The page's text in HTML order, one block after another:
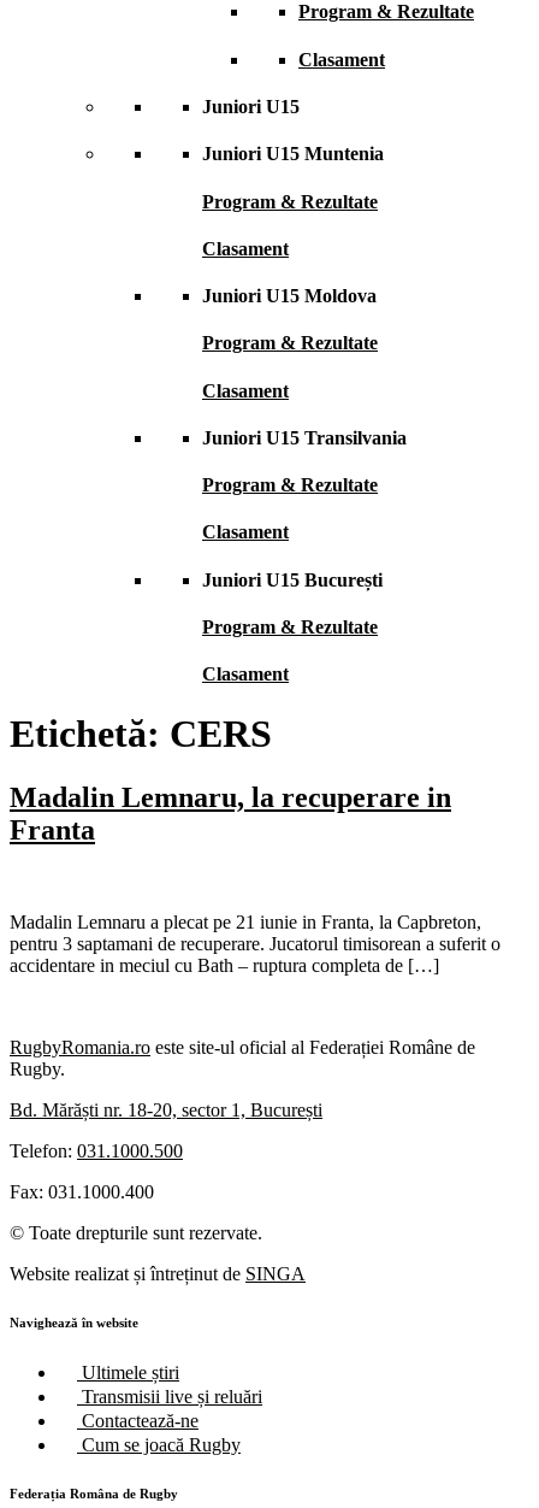
Program & Rezultate
Clasament
Juniori U15
Juniori U15 Muntenia
Program & Rezultate
Clasament
Juniori U15 Moldova
Program & Rezultate
Clasament
Juniori U15 Transilvania
Program & Rezultate
Clasament
Juniori U15 București
Program & Rezultate
Clasament
Etichetă: CERS
Madalin Lemnaru, la recuperare in
Franta
Madalin Lemnaru a plecat pe 21 iunie in Franta, la Capbreton,
pentru 3 saptamani de recuperare. Jucatorul timisorean a suferit o
accidentare in meciul cu Bath – ruptura completa de […]
RugbyRomania.ro este site-ul oficial al Federației Române de
Rugby.
Bd. Mărăști nr. 18-20, sector 1, București
Telefon: 031.1000.500
Fax: 031.1000.400
© Toate drepturile sunt rezervate.
Website realizat și întreținut de SINGA
Navighează în website
Ultimele știri
Transmisii live și reluări
Contactează-ne
Cum se joacă Rugby
Federația Româna de Rugby